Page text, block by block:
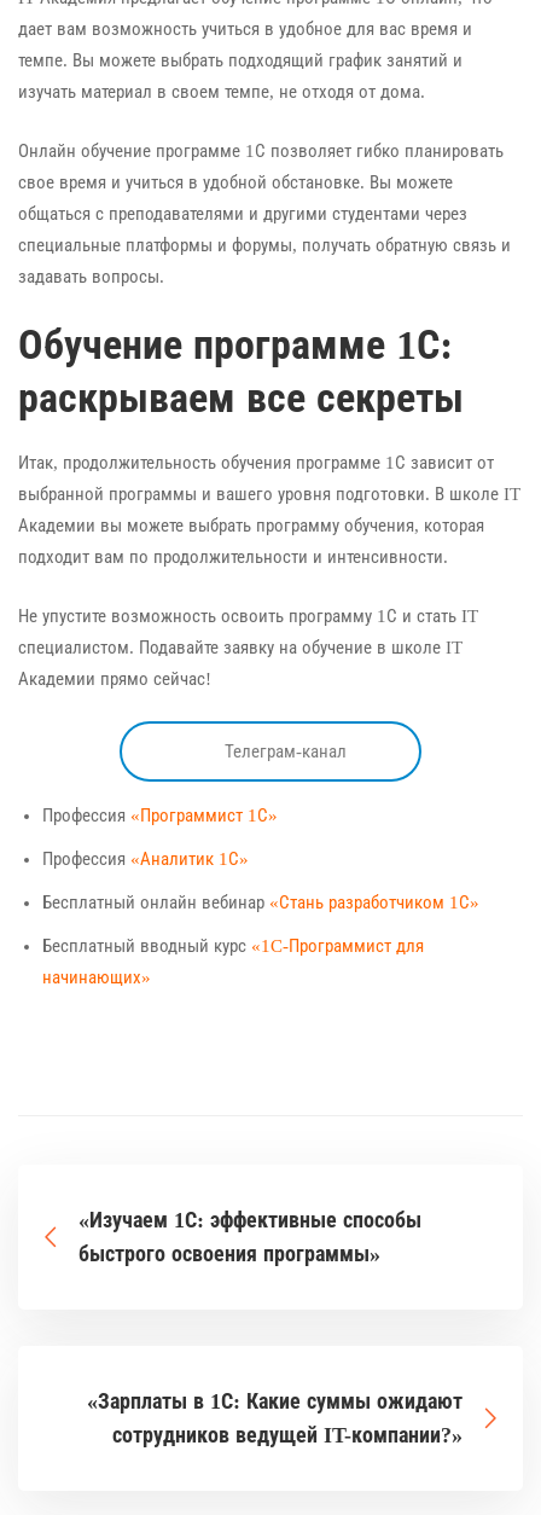
дает вам возможность учиться в удобное для вас время и
темпе. Вы можете выбрать подходящий график занятий и
изучать материал в своем темпе, не отходя от дома.
Онлайн обучение программе 1С позволяет гибко планировать
свое время и учиться в удобной обстановке. Вы можете
общаться с преподавателями и другими студентами через
специальные платформы и форумы, получать обратную связь и
задавать вопросы.
Обучение программе 1С:
раскрываем все секреты
Итак, продолжительность обучения программе 1С зависит от
выбранной программы и вашего уровня подготовки. В школе IT
Академии вы можете выбрать программу обучения, которая
подходит вам по продолжительности и интенсивности.
Не упустите возможность освоить программу 1С и стать IT
специалистом. Подавайте заявку на обучение в школе IT
Академии прямо сейчас!
Телеграм-канал
Профессия «Программист 1С»
Профессия «Аналитик 1С»
Бесплатный онлайн вебинар «Стань разработчиком 1С»
Бесплатный вводный курс «1C-Программист для
начинающих»
«Изучаем 1С: эффективные способы
быстрого освоения программы»
«Зарплаты в 1С: Какие суммы ожидают
сотрудников ведущей IT-компании?»